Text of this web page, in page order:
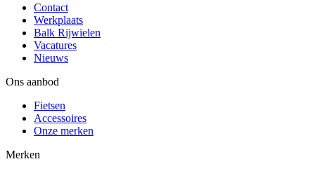
Contact
Werkplaats
Balk Rijwielen
Vacatures
Nieuws
Ons aanbod
Fietsen
Accessoires
Onze merken
Merken